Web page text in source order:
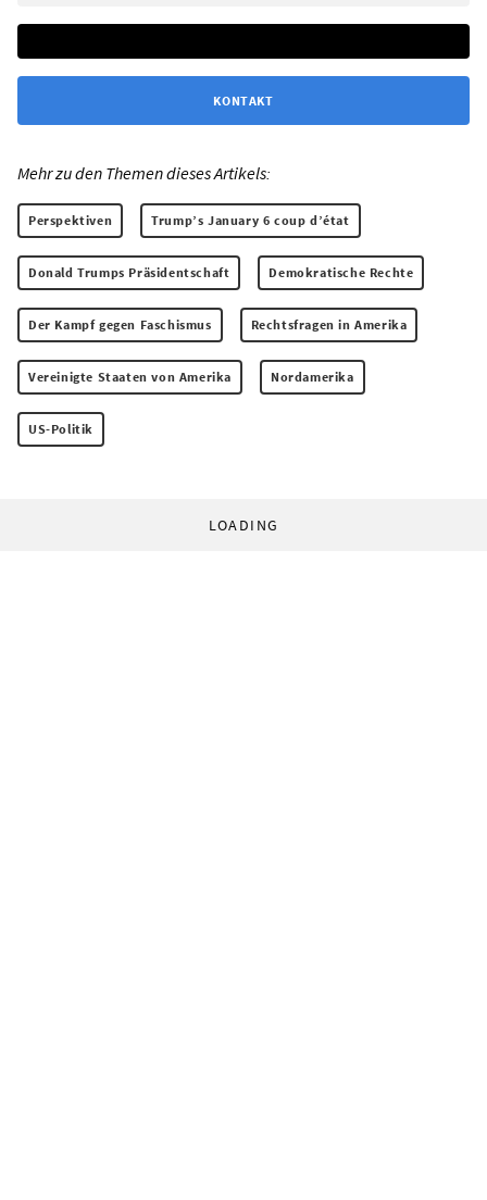
KONTAKT
Mehr zu den Themen dieses Artikels:
Perspektiven Trump’s January 6 coup d’état
Donald Trumps Präsidentschaft Demokratische Rechte
Der Kampf gegen Faschismus Rechtsfragen in Amerika
Vereinigte Staaten von Amerika Nordamerika
US-Politik
LOADING